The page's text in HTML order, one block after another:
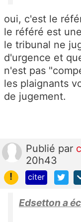
oui, c'est le
le référé est
le tribunal ne
d'urgence et
n'est pas
les plaignants
de jugement.
Publié par
20h43
!
citer
Edsetton a